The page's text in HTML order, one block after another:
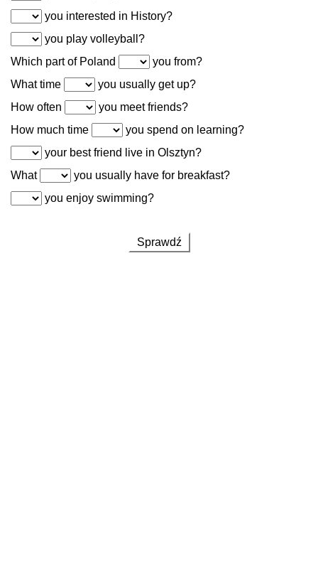
you interested in History?
you play volleyball?
Which part of Poland
you from?
What time
you usually get up?
How often
you meet friends?
How much time
you spend on learning?
your best friend live in Olsztyn?
What
you usually have for breakfast?
you enjoy swimming?
Sprawdź